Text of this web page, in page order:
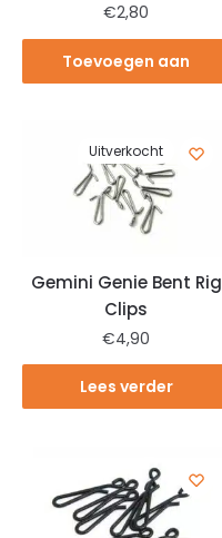
€2,80
Toevoegen aan
Uitverkocht
Gemini Genie Bent Rig
Clips
€4,90
Lees verder